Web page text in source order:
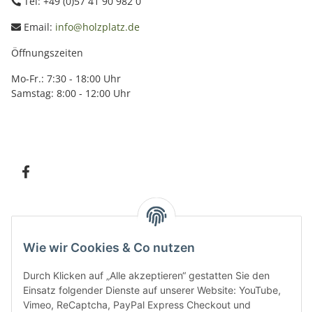
Email: info@holzplatz.de
Öffnungszeiten
Mo-Fr.: 7:30 - 18:00 Uhr
Samstag: 8:00 - 12:00 Uhr
Wie wir Cookies & Co nutzen
Durch Klicken auf „Alle akzeptieren“ gestatten Sie den
Einsatz folgender Dienste auf unserer Website: YouTube,
Vimeo, ReCaptcha, PayPal Express Checkout und